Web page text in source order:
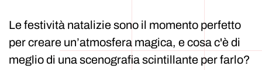
Le festività natalizie sono il momento perfetto
per creare un’atmosfera magica, e cosa c'è di
meglio di una scenografia scintillante per farlo?